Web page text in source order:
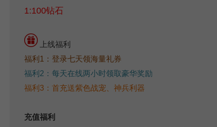
1:100钻石
上线福利
福利1：登录七天领海量礼券
福利2：每天在线两小时领取豪华奖励
福利3：首充送紫色战宠、神兵利器
充值福利